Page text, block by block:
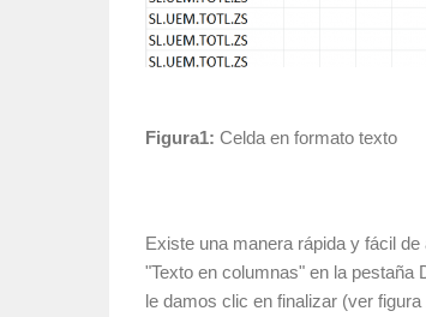
Figura1: Celda en formato texto
Existe una manera rápida y fácil
"Texto en columnas" en la pestaña
le damos clic en finalizar (ver